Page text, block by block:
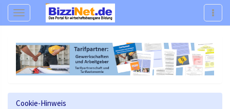
Navigation
Cookie-Hinweis